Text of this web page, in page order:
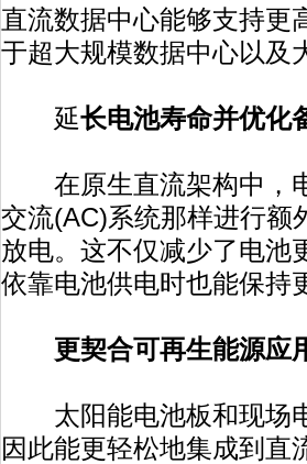
直流数据中心能够支持更
于超大规模数据中心以及
延长电池寿命并优化
在原生直流架构中，电
交流(AC)系统那样进行额
放电。这不仅减少了电池
依靠电池供电时也能保持
更契合可再生能源应
太阳能电池板和现场电
因此能更轻松地集成到直